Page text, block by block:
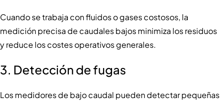
Cuando se trabaja con fluidos o gases costosos, la
medición precisa de caudales bajos minimiza los residuos
y reduce los costes operativos generales.
3. Detección de fugas
Los medidores de bajo caudal pueden detectar pequeñas